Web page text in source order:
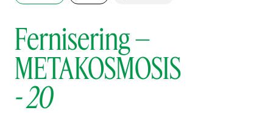
Fernisering –
METAKOSMOSIS
-20